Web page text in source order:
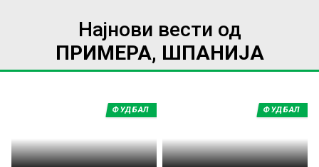
Најнови вести од
ПРИМЕРА, ШПАНИЈА
ФУДБАЛ ФУДБАЛ